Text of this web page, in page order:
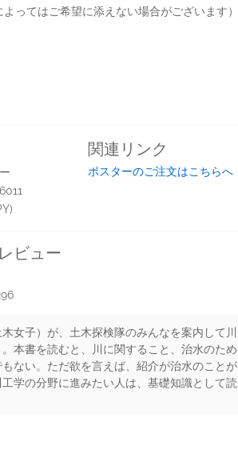
ってはご希望に添えない場合がございます）
関連リンク
ポスターのご注文はこちらへ
ビュー
女子）が、土木探検隊のみんなを案内して
本書を読むと、川に関すること、治水のた
ない。ただ欲を言えば、紹介が治水のこと
学の分野に進みたい人は、基礎知識として読